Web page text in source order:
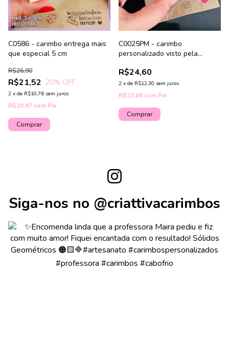
C0586 - carimbo entrega mais
que especial 5 cm
R$21,52
R$26,90
20% OFF
2 x de R$10,76 sem juros
R$20,87 com Pix
C0025PM - carimbo
personalizado visto pela
R$24,60
2 x de R$12,30 sem juros
R$23,86 com Pix
Comprar
Siga-nos no @criattivacarimbos